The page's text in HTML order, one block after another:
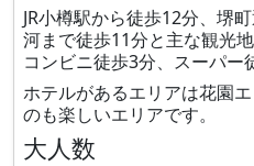
JR小樽駅から徒歩12分、堺
河まで徒歩11分と主な観光
コンビニ徒歩3分、スーパー
ホテルがあるエリアは花園
のも楽しいエリアです。
大人数